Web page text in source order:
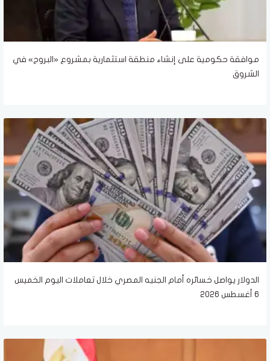
موافقة حكومية على إنشاء منطقة استثمارية بمشروع «البروج» في
الشروق
الدولار يواصل خسائره أمام الجنيه المصري خلال تعاملات اليوم الخميس
6 أغسطس 2026